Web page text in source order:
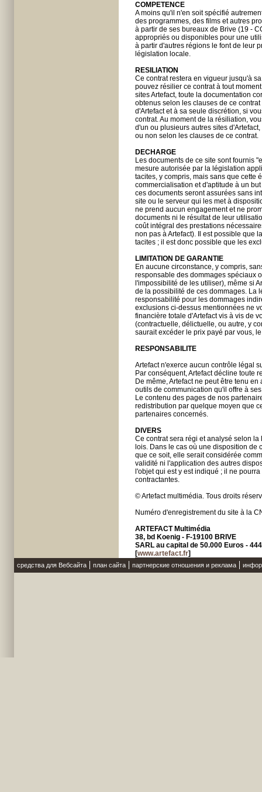
COMPETENCE
A moins qu'il n'en soit spécifié
des programmes, des films et autres
à partir de ses bureaux de Brive (19 -
appropriés ou disponibles pour une
à partir d'autres régions le font de leur
législation locale.
RESILIATION
Ce contrat restera en vigueur jusqu'à
pouvez résilier ce contrat à tout
sites Artefact, toute la documentation
obtenus selon les clauses de ce
d'Artefact et à sa seule discrétion, si
contrat. Au moment de la résiliation,
d'un ou plusieurs autres sites
ou non selon les clauses de ce contrat.
DECHARGE
Les documents de ce site sont fournis
mesure autorisée par la législation
tacites, y compris, mais sans que cette
commercialisation et d'aptitude à un
ces documents seront assurées sans
site ou le serveur qui les met à
ne prend aucun engagement et ne
documents ni le résultat de leur
coût intégral des prestations
non pas à Artefact). Il est possible que
tacites ; il est donc possible que les
LIMITATION DE GARANTIE
En aucune circonstance, y compris,
responsable des dommages spéciaux
l'impossibilité de les utiliser), même si
de la possibilité de ces dommages. La
responsabilité pour les dommages
exclusions ci-dessus mentionnées ne
financière totale d'Artefact vis à vis de
(contractuelle, délictuelle, ou autre, y
saurait excéder le prix payé par vous,
RESPONSABILITE
Artefact n'exerce aucun contrôle légal
Par conséquent, Artefact décline toute
De même, Artefact ne peut être tenu
outils de communication qu'il offre à
Le contenu des pages de nos
redistribution par quelque moyen que
partenaires concernés.
DIVERS
Ce contrat sera régi et analysé selon
lois. Dans le cas où une disposition
que ce soit, elle serait considérée
validité ni l'application des autres
l'objet qui est y est indiqué ; il ne
contractantes.
© Artefact multimédia. Tous droits
Numéro d'enregistrement du site à la
ARTEFACT Multimédia
38, bd Koenig - F-19100 BRIVE
SARL au capital de 50.000 Euros -
[www.artefact.fr]
средства для Вебсайта план сайта партнерские отношения и реклама